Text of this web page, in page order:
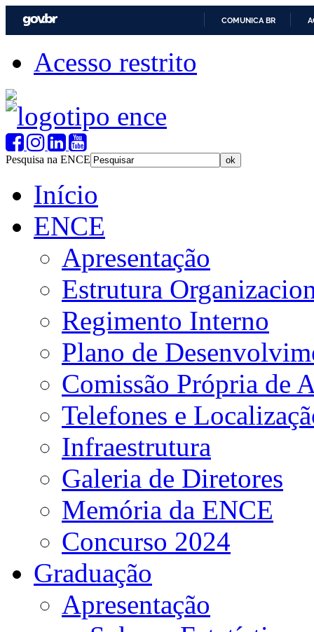
COMUNICA BR
Acesso restrito
Pesquisa na ENCE
Início
ENCE
Apresentação
Estrutura
Regimento Interno
Plano de
Comissão Própria de
Telefones e
Infraestrutura
Galeria de Diretores
Memória da ENCE
Concurso 2024
Graduação
Apresentação